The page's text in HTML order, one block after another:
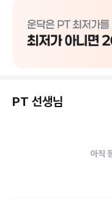
1:1PT를 통해 체중감량 자
를 얻을수있습니다.
일반헬스 2/3/6개월 등록가
이닝PT는 세미PT 스페셜
아주 낮은 강도부터 운동선수
PT 선생님
아직